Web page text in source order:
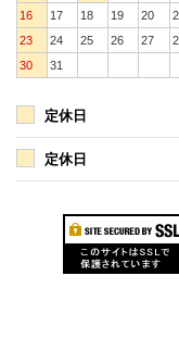
16
17 18 19 20
23
24 25 26 27
30
31
定休日
定休日